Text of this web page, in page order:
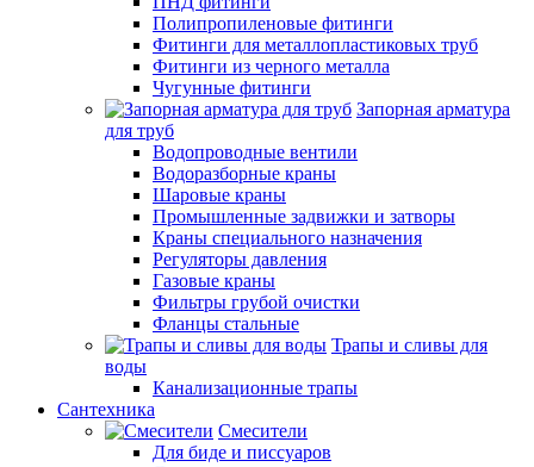
Полипропиленовые фитинги
Фитинги для металлопластиковых труб
Фитинги из черного металла
Чугунные фитинги
Запорная арматура
для труб
Водопроводные вентили
Водоразборные краны
Шаровые краны
Промышленные задвижки и затворы
Краны специального назначения
Регуляторы давления
Газовые краны
Фильтры грубой очистки
Фланцы стальные
Трапы и сливы для
воды
Канализационные трапы
Сантехника
Смесители
Для биде и писсуаров